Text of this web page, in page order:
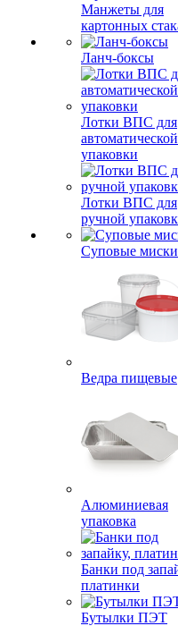
Манжеты для
картонных
Ланч-боксы
Лотки ВПС для
автоматической
упаковки
Лотки ВПС для
ручной
Суповые миски
Ведра пищевые
Алюминиевая
упаковка
Банки под
платинки
Бутылки ПЭТ